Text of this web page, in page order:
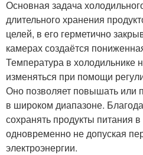
Основная задача
длительного хранения
целей, в его герметично
камерах создаётся
Температура в холодильнике
изменяться при помощи
Оно позволяет повышать или
в широком диапазоне.
сохранять продукты питания
одновременно не допуская
электроэнергии.